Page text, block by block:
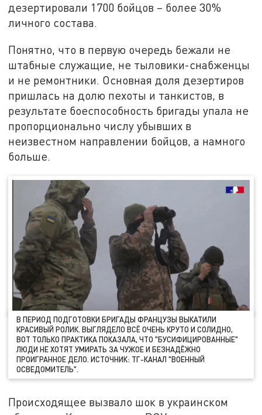
дезертировали 1700 бойцов – более 30%
личного состава.
Понятно, что в первую очередь бежали не
штабные служащие, не тыловики-снабженцы
и не ремонтники. Основная доля дезертиров
пришлась на долю пехоты и танкистов, в
результате боеспособность бригады упала не
пропорционально числу убывших в
неизвестном направлении бойцов, а намного
больше.
В ПЕРИОД ПОДГОТОВКИ БРИГАДЫ ФРАНЦУЗЫ ВЫКАТИЛИ
КРАСИВЫЙ РОЛИК. ВЫГЛЯДЕЛО ВСЁ ОЧЕНЬ КРУТО И СОЛИДНО,
ВОТ ТОЛЬКО ПРАКТИКА ПОКАЗАЛА, ЧТО "БУСИФИЦИРОВАННЫЕ"
ЛЮДИ НЕ ХОТЯТ УМИРАТЬ ЗА ЧУЖОЕ И БЕЗНАДЁЖНО
ПРОИГРАННОЕ ДЕЛО. ИСТОЧНИК: ТГ-КАНАЛ "ВОЕННЫЙ
ОСВЕДОМИТЕЛЬ".
Происходящее вызвало шок в украинском